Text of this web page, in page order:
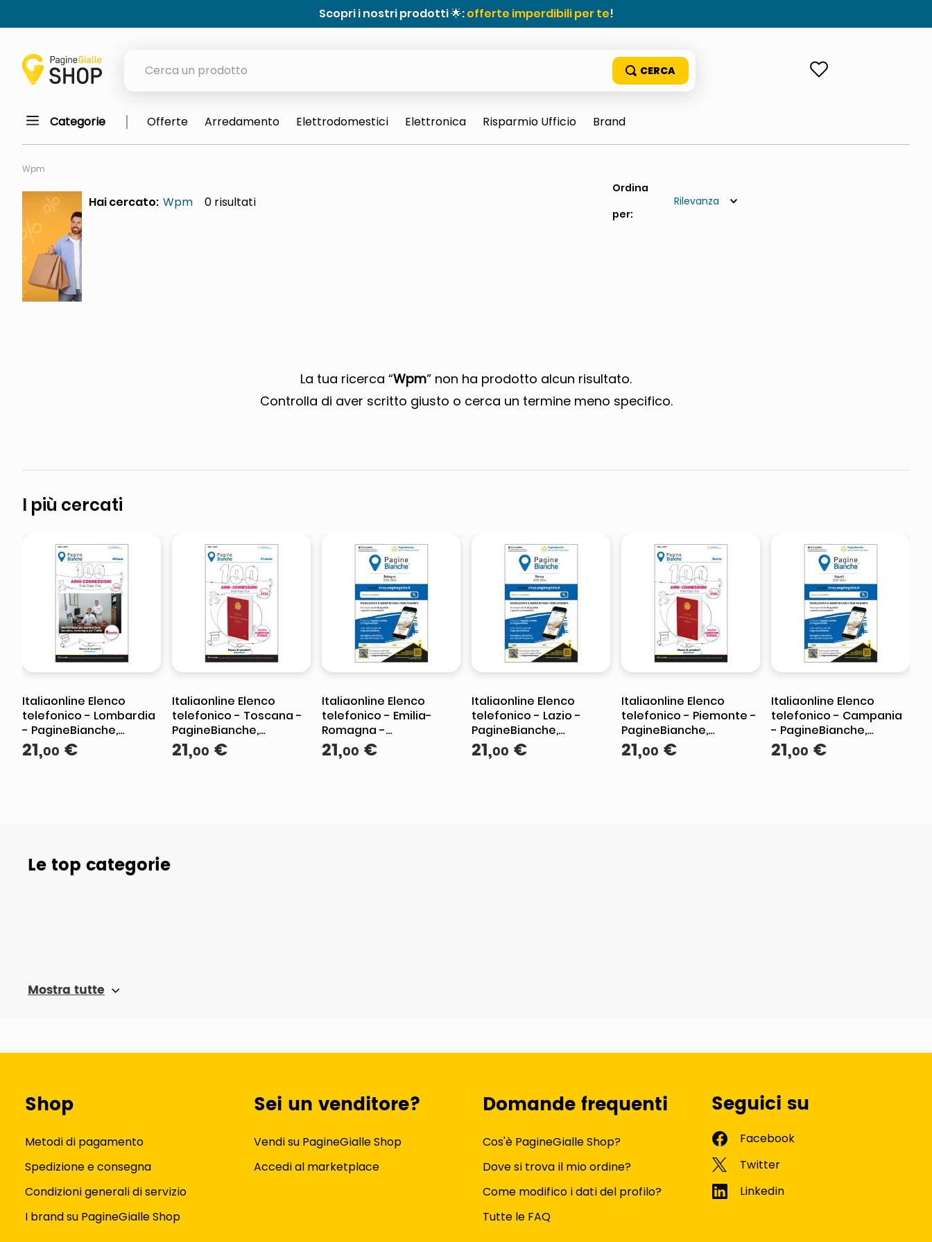
Scopri i nostri prodotti 🌟:offerte imperdibili per te!
elenco
Categorie Offerte Arredamento Elettrodomestici Elettronica Risparmio Ufficio Brand
Wpm
Hai cercato: Wpm 0 Rilevanza
La tua ricerca “Wpm” non ha prodotto alcun risultato.
Controlla di aver scritto giusto o cerca un termine meno specifico.
I più cercati
Italiaonline Elenco
telefonico - Lombardia
- PagineBianche,
PagineGialle e
TuttoCittà
21,00 €
Italiaonline Elenco
telefonico - Toscana -
PagineBianche,
PagineGialle e
TuttoCittà
21,00 €
Italiaonline Elenco
telefonico - Emilia-
Romagna -
PagineBianche,
PagineGialle e
21,00 €
Italiaonline Elenco
telefonico - Lazio -
PagineBianche,
PagineGialle e
TuttoCittà
21,00 €
Italiaonline Elenco
telefonico - Piemonte -
PagineBianche,
PagineGialle e
TuttoCittà
21,00 €
Italiaonline Elenco
telefonico - Campania
- PagineBianche,
PagineGialle e
TuttoCittà
21,00 €
Le top categorie
Mostra tutte
Shop
Metodi di pagamento
Spedizione e consegna
Condizioni generali di servizio
I brand su PagineGialle Shop
Sei un venditore?
Vendi su PagineGialle Shop
Accedi al marketplace
Domande frequenti
Cos'è PagineGialle Shop?
Dove si trova il mio ordine?
Come modifico i dati del profilo?
Tutte le FAQ
Seguici su